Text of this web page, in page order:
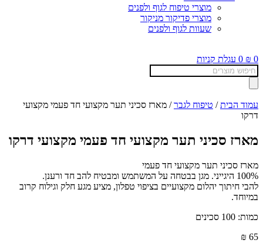
מוצרי טיפוח לגוף ולפנים
מוצרי פדיקור מניקור
שעוות לגוף ולפנים
₪ 0
0 עגלת קניות
Products
search
עמוד הבית/ טיפוח לגבר/ מארז סכיני תער מקצועי חד פעמי מקצועי
דרקו
מארז סכיני תער מקצועי חד פעמי מקצועי דרקו
מארז סכיני תער מקצועי חד פעמי
100% היגייני. מגן בבטחה על המשתמש ומבטיח להב חד ורענן.
להבי חיתוך יהלום מקצועיים בציפוי טפלון, מציע מגע חלק וגילוח קרוב
במיוחד.
כמות: 100 סכינים
₪ 65